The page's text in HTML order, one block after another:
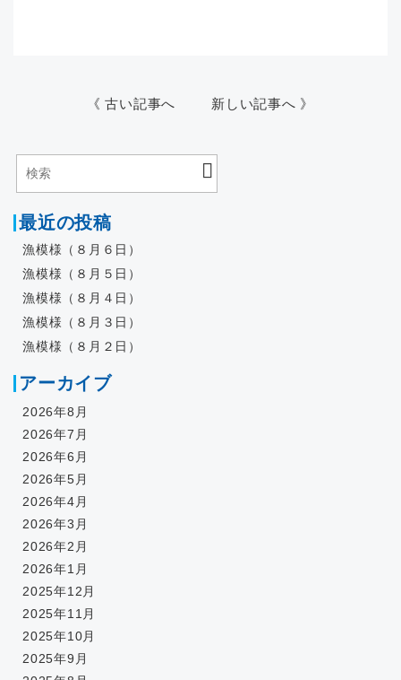
《 古い記事へ 新しい記事へ 》
最近の投稿
漁模様（８月６日）
漁模様（８月５日）
漁模様（８月４日）
漁模様（８月３日）
漁模様（８月２日）
アーカイブ
2026年8月
2026年7月
2026年6月
2026年5月
2026年4月
2026年3月
2026年2月
2026年1月
2025年12月
2025年11月
2025年10月
2025年9月